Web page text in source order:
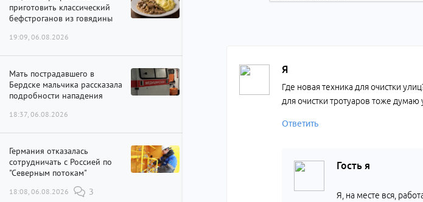
приготовить классический
бефстроганов из говядины
19:09, 06.08.2026
Мать пострадавшего в
Бердске мальчика рассказала
подробности нападения
18:37, 06.08.2026
Германия отказалась
сотрудничать с Россией по
"Северным потокам"
18:08, 06.08.2026 3
Я
Где новая техника для очистки
для очистки тротуаров тоже
Ответить
Гость я
Я, на месте вся,